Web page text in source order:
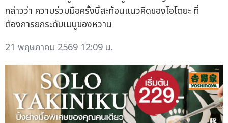
กล่าวว่า ความร่วมมือครั้งนี้สะท้อนแนวคิดของโอโตยะ ที่
ต้องการยกระดับเมนูของหวาน
21 พฤษภาคม 2569 12:09 น.